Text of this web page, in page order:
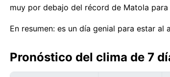
muy por debajo del récord de Matola para
En resumen: es un día genial para estar al
Pronóstico del clima de 7